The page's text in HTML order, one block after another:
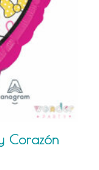
Corazón